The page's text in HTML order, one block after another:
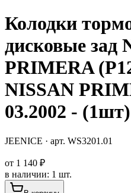
Колодки
дисковые зад
PRIMERA
NISSAN
03.2002 -
JEENICE · арт. WS3201.01
от 1 140 ₽
в наличии: 1 шт.